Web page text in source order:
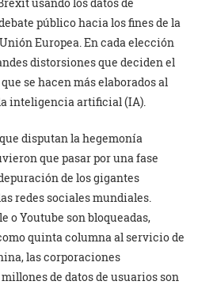
público hacia los fines de la
Europea. En cada elección
distorsiones que deciden el
se hacen más elaborados al
inteligencia artificial (IA).
disputan la hegemonía
que pasar por una fase
de los gigantes
redes sociales mundiales.
o Youtube son bloqueadas,
quinta columna al servicio de
las corporaciones
de datos de usuarios son